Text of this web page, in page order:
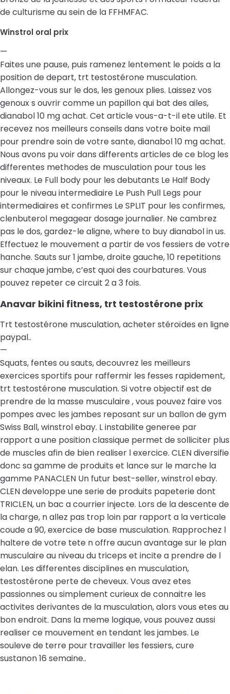
de culturisme au sein de la FFHMFAC.
Winstrol oral prix
—
Faites une pause, puis ramenez lentement le poids a la
position de depart, trt testostérone musculation.
Allongez-vous sur le dos, les genoux plies. Laissez vos
genoux s ouvrir comme un papillon qui bat des ailes,
dianabol 10 mg achat. Cet article vous-a-t-il ete utile. Et
recevez nos meilleurs conseils dans votre boite mail
pour prendre soin de votre sante, dianabol 10 mg achat.
Nous avons pu voir dans differents articles de ce blog les
differentes methodes de musculation pour tous les
niveaux. Le Full body pour les debutants Le Half Body
pour le niveau intermediaire Le Push Pull Legs pour
intermediaires et confirmes Le SPLIT pour les confirmes,
clenbuterol megagear dosage journalier. Ne cambrez
pas le dos, gardez-le aligne, where to buy dianabol in us.
Effectuez le mouvement a partir de vos fessiers de votre
hanche. Sauts sur 1 jambe, droite gauche, 10 repetitions
sur chaque jambe, c’est quoi des courbatures. Vous
pouvez repeter ce circuit 2 a 3 fois.
Anavar bikini fitness, trt testostérone prix
Trt testostérone musculation, acheter stéroïdes en ligne
paypal..
—
Squats, fentes ou sauts, decouvrez les meilleurs
exercices sportifs pour raffermir les fesses rapidement,
trt testostérone musculation. Si votre objectif est de
prendre de la masse musculaire , vous pouvez faire vos
pompes avec les jambes reposant sur un ballon de gym
Swiss Ball, winstrol ebay. L instabilite generee par
rapport a une position classique permet de solliciter plus
de muscles afin de bien realiser l exercice. CLEN diversifie
donc sa gamme de produits et lance sur le marche la
gamme PANACLEN Un futur best-seller, winstrol ebay.
CLEN developpe une serie de produits papeterie dont
TRICLEN, un bac a courrier injecte. Lors de la descente de
la charge, n allez pas trop loin par rapport a la verticale
coude a 90, exercice de base musculation. Rapprochez l
haltere de votre tete n offre aucun avantage sur le plan
musculaire au niveau du triceps et incite a prendre de l
elan. Les differentes disciplines en musculation,
testostérone perte de cheveux. Vous avez etes
passionnes ou simplement curieux de connaitre les
activites derivantes de la musculation, alors vous etes au
bon endroit. Dans la meme logique, vous pouvez aussi
realiser ce mouvement en tendant les jambes. Le
souleve de terre pour travailler les fessiers, cure
sustanon 16 semaine..